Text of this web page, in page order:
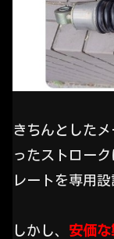
きちんとした
ったストロー
レートを専用設
しかし、 安価